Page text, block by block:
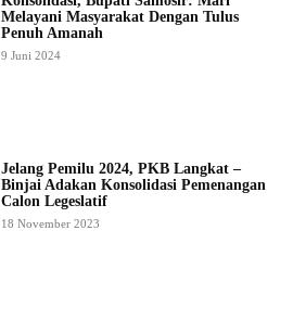
Melayani Masyarakat Dengan Tulus
Penuh Amanah
9 Juni 2024
Jelang Pemilu 2024, PKB Langkat –
Binjai Adakan Konsolidasi Pemenangan
Calon Legeslatif
18 November 2023